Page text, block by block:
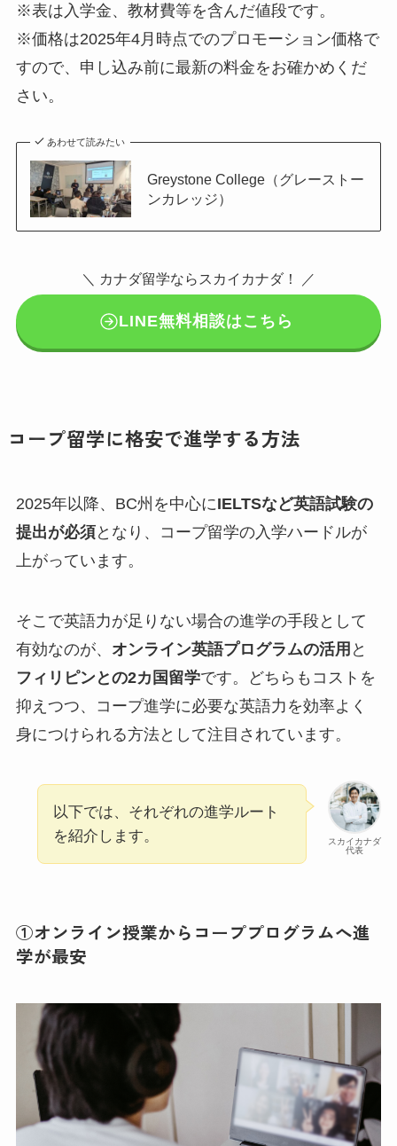
※表は入学金、教材費等を含んだ値段です。
※価格は2025年4月時点でのプロモーション価格で
すので、申し込み前に最新の料金をお確かめくだ
さい。
あわせて読みたい
Greystone College（グレーストー
ンカレッジ）
＼ カナダ留学ならスカイカナダ！ ／
LINE無料相談はこちら
コープ留学に格安で進学する方法
2025年以降、BC州を中心にIELTSなど英語試験の
提出が必須となり、コープ留学の入学ハードルが
上がっています。
そこで英語力が足りない場合の進学の手段として
有効なのが、 オンライン英語プログラムの活用 と
フィリピンとの2カ国留学です。どちらもコストを
抑えつつ、コープ進学に必要な英語力を効率よく
身につけられる方法として注目されています。
スカイカナダ
代表
以下では、それぞれの進学ルート
を紹介します。
①オンライン授業からコーププログラムへ進
学が最安